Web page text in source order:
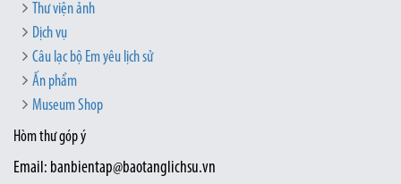
Thư viện ảnh
Dịch vụ
Câu lạc bộ Em yêu lịch sử
Ấn phẩm
Museum Shop
Hòm thư góp ý
Email: banbientap@baotanglichsu.vn